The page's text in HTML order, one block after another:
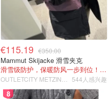
€115.19 €350.00
Mammut Skijacke 滑雪夹克
滑雪级防护，保暖防风一步到位！仅剩s！
544人感兴趣
8